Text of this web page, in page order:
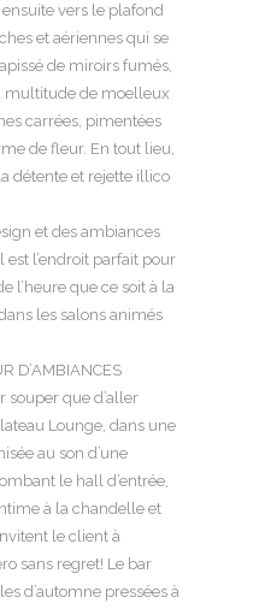
vers le plafond
et aériennes qui se
de miroirs fumés,
multitude de moelleux
carrées, pimentées
de fleur. En tout lieu,
détente et rejette illico
et des ambiances
l’endroit parfait pour
l’heure que ce soit à la
les salons animés
D’AMBIANCES
souper que d’aller
Lounge, dans une
au son d’une
le hall d’entrée,
à la chandelle et
le client à
sans regret! Le bar
d’automne pressées à